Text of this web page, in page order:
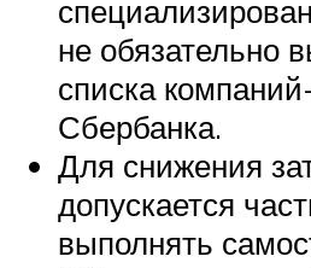
не обязательно
списка
Сбербанка.
Для снижения
допускается
выполнять